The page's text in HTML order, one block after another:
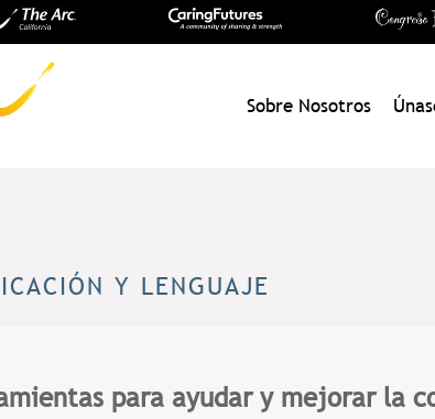
Sobre Nosotros
Y LENGUAJE
para ayudar y mejorar la